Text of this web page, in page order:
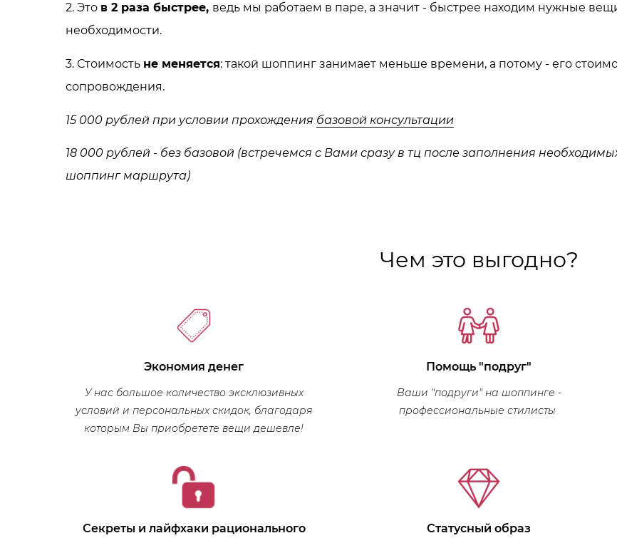
2. Это в 2 раза быстрее, ведь мы работаем в паре, а значит - быстрее находим нужные
необходимости.
3. Стоимость не меняется: такой шоппинг занимает меньше времени, а потому - его
сопровождения.
15 000 рублей при условии прохождения базовой консультации
18 000 рублей - без базовой (встречемся с Вами сразу в тц после заполнения
шоппинг маршрута)
Чем это выгодно?
Экономия денег
У нас большое количество эксклюзивных
условий и персональных скидок, благодаря
которым Вы приобретете вещи дешевле!
Помощь "подруг"
Ваши "подруги" на шоппинге -
профессиональные стилисты
Секреты и лайфхаки рационального
Статусный образ